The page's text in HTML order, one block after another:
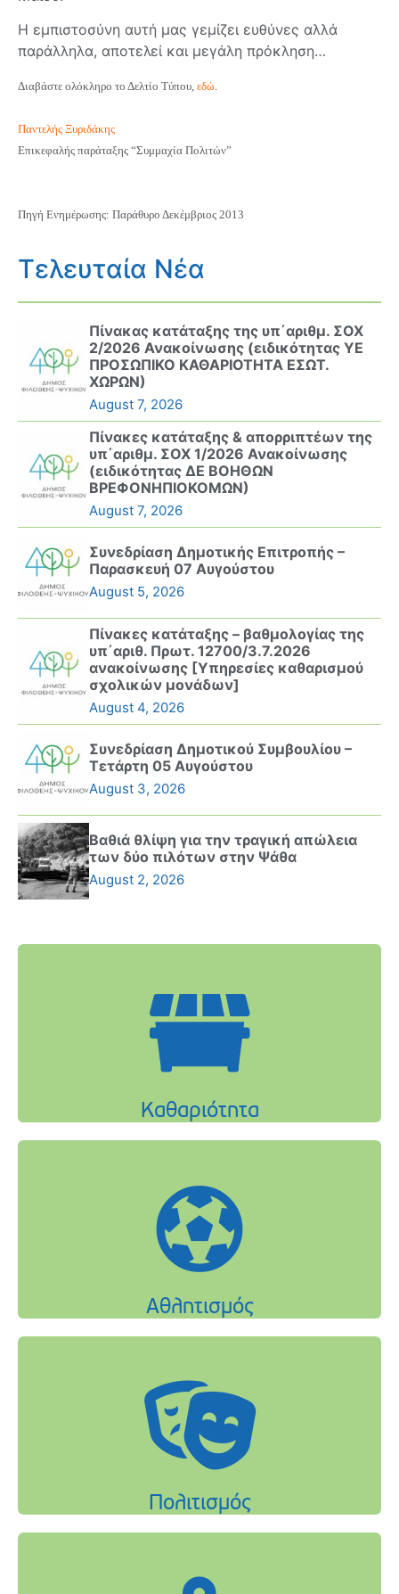
Η εμπιστοσύνη αυτή μας γεμίζει ευθύνες αλλά
παράλληλα, αποτελεί και μεγάλη πρόκληση…
Διαβάστε ολόκληρο το Δελτίο Τύπου, εδώ.
Παντελής Ξυριδάκης
Επικεφαλής παράταξης “Συμμαχία Πολιτών”
Πηγή Ενημέρωσης: Παράθυρο Δεκέμβριος 2013
Τελευταία Νέα
Πίνακας κατάταξης της υπ΄αριθμ. ΣΟΧ
2/2026 Ανακοίνωσης (ειδικότητας ΥΕ
ΠΡΟΣΩΠΙΚΟ ΚΑΘΑΡΙΟΤΗΤΑ ΕΣΩΤ.
ΧΩΡΩΝ)
August 7, 2026
Πίνακες κατάταξης & απορριπτέων της
υπ΄αριθμ. ΣΟΧ 1/2026 Ανακοίνωσης
(ειδικότητας ΔΕ ΒΟΗΘΩΝ
ΒΡΕΦΟΝΗΠΙΟΚΟΜΩΝ)
August 7, 2026
Συνεδρίαση Δημοτικής Επιτροπής –
Παρασκευή 07 Αυγούστου
August 5, 2026
Πίνακες κατάταξης – βαθμολογίας της
υπ΄αριθ. Πρωτ. 12700/3.7.2026
ανακοίνωσης [Υπηρεσίες καθαρισμού
σχολικών μονάδων]
August 4, 2026
Συνεδρίαση Δημοτικού Συμβουλίου –
Τετάρτη 05 Αυγούστου
August 3, 2026
Βαθιά θλίψη για την τραγική απώλεια
των δύο πιλότων στην Ψάθα
August 2, 2026